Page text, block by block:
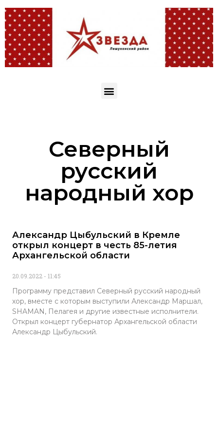
Северный
русский
народный хор
Александр Цыбульский в Кремле
открыл концерт в честь 85-летия
Архангельской области
20.09.2022 11:45
Программу представил Северный русский народный
хор, вместе с которым выступили Александр Маршал,
SHAMAN, Пелагея и другие известные исполнители.
Открыл концерт губернатор Архангельской области
Александр Цыбульский.